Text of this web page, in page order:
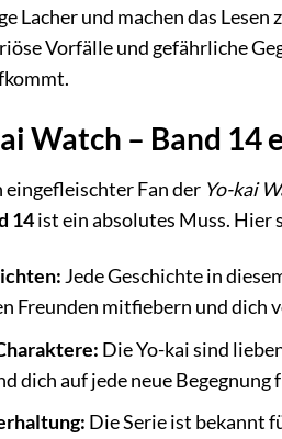
Lacher und machen das
Vorfälle und gefährliche
Watch – Band 14
eingefleischter Fan der Yo-kai
14ist ein absolutes Muss. Hier
Jede Geschichte in
Freunden mitfiebern und dich
Die Yo-kai sind
dich auf jede neue Begegnung
Die Serie ist bekannt